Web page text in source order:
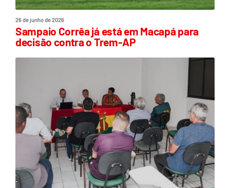
26 de junho de 2026
Sampaio Corrêa já está em Macapá para
decisão contra o Trem-AP